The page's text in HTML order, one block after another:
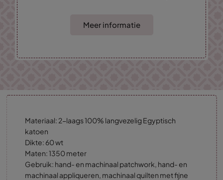
Meer informatie
Materiaal: 2-laags 100% langvezelig Egyptisch
katoen
Dikte: 60 wt
Maten: 1350 meter
Gebruik: hand- en machinaal patchwork, hand- en
machinaal appliqueren, machinaal quilten met fijne